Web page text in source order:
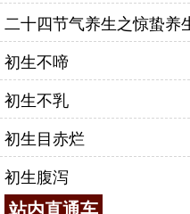
二十四节气养生之惊蛰养
初生不啼
初生不乳
初生目赤烂
初生腹泻
站内直通车